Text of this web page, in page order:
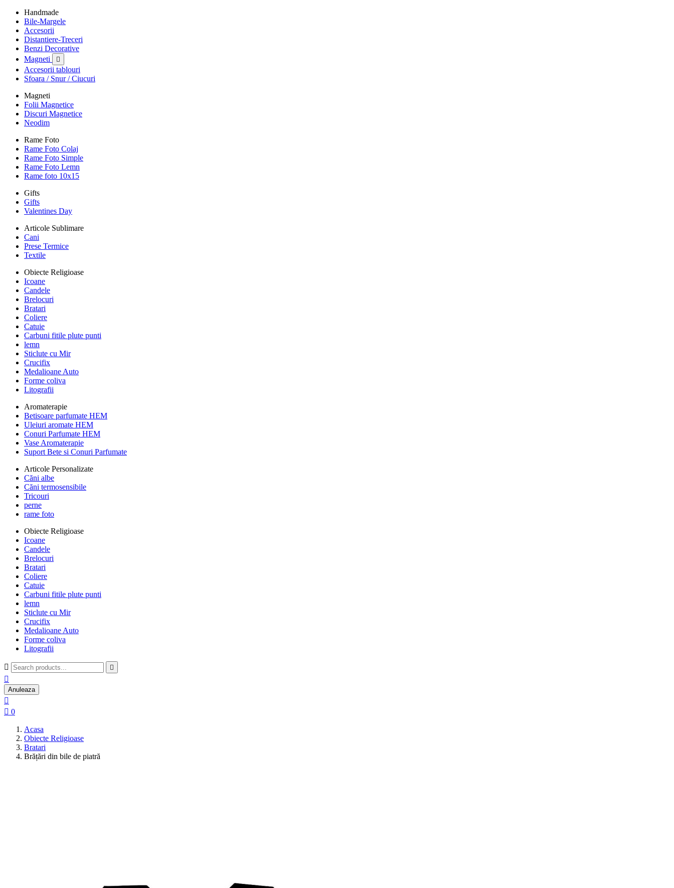
Handmade
Bile-Margele
Accesorii
Distantiere-Treceri
Benzi Decorative
Magneti

Accesorii tablouri
Sfoara / Snur / Ciucuri
Magneti
Folii Magnetice
Discuri Magnetice
Neodim
Rame Foto
Rame Foto Colaj
Rame Foto Simple
Rame Foto Lemn
Rame foto 10x15
Gifts
Gifts
Valentines Day
Articole Sublimare
Cani
Prese Termice
Textile
Obiecte Religioase
Icoane
Candele
Brelocuri
Bratari
Coliere
Catuie
Carbuni fitile plute punti
lemn
Sticlute cu Mir
Crucifix
Medalioane Auto
Forme coliva
Litografii
Aromaterapie
Betisoare parfumate HEM
Uleiuri aromate HEM
Conuri Parfumate HEM
Vase Aromaterapie
Suport Bete si Conuri Parfumate
Articole Personalizate
Căni albe
Căni termosensibile
Tricouri
perne
rame foto
Obiecte Religioase
Icoane
Candele
Brelocuri
Bratari
Coliere
Catuie
Carbuni fitile plute punti
lemn
Sticlute cu Mir
Crucifix
Medalioane Auto
Forme coliva
Litografii
 

Anuleaza

 0
Acasa
Obiecte Religioase
Bratari
Brățări din bile de piatră